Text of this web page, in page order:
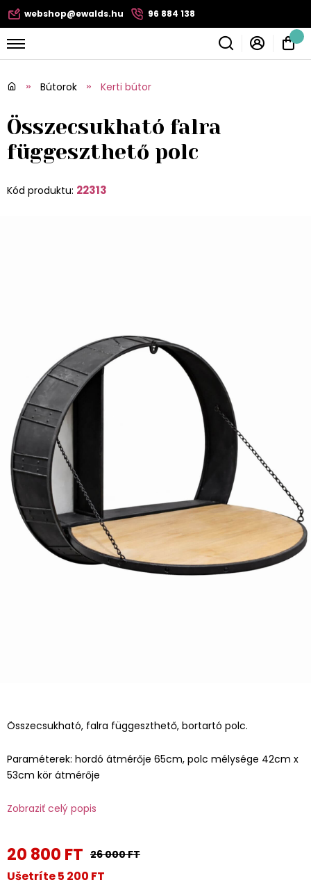
webshop@ewalds.hu 96 884 138
Bútorok Kerti bútor
Összecsukható falra
függeszthető polc
Kód produktu: 22313
Összecsukható, falra függeszthető, bortartó polc.
Paraméterek: hordó átmérője 65cm, polc mélysége 42cm x
53cm kör átmérője
Zobraziť celý popis
20 800 FT 26 000 FT
Ušetríte 5 200 FT